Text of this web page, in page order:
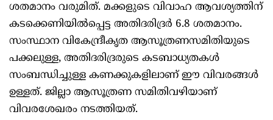
ശതമാനം വരുമിത്. മക്കളുടെ വിവാഹ ആവശ്യത്തിന്
കടക്കെണിയില്‍പ്പെട്ട അതിദരിദ്രർ 6.8 ശതമാനം.
സംസ്ഥാന വികേന്ദ്രീകൃത ആസൂത്രണസമിതിയുടെ
പക്കലുള്ള, അതിദരിദ്രരുടെ കടബാധ്യതകള്‍
സംബന്ധിച്ചുള്ള കണക്കുകളിലാണ് ഈ വിവരങ്ങള്‍
ഉള്ളത്. ജില്ലാ ആസൂത്രണ സമിതിവഴിയാണ്
വിവരശേഖരം നടത്തിയത്.